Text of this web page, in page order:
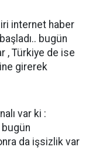
internet haber
bugün
, Türkiye de ise
girerek
var ki :
bugün
da işsizlik var